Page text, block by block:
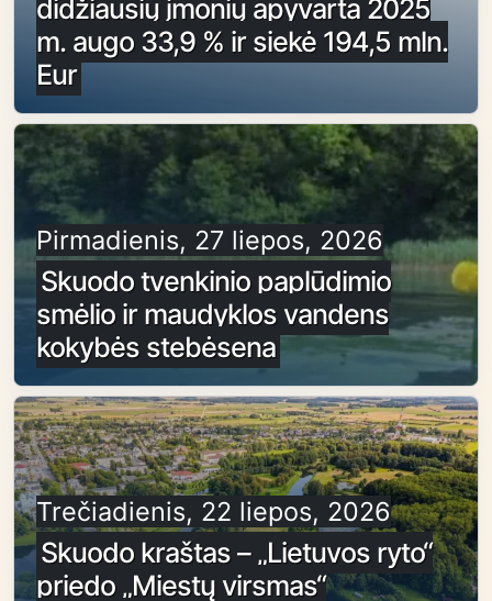
didžiausių įmonių apyvarta 2025
m. augo 33,9 % ir siekė 194,5 mln.
Eur
Pirmadienis, 27 liepos, 2026
Skuodo tvenkinio paplūdimio
smėlio ir maudyklos vandens
kokybės stebėsena
Trečiadienis, 22 liepos, 2026
Skuodo kraštas – „Lietuvos ryto“
priedo „Miestų virsmas“